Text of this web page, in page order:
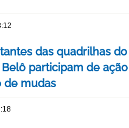
das quadrilhas do
participam de ação
de mudas